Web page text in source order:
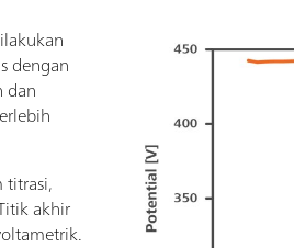
dengan
dan
titrasi,
akhir